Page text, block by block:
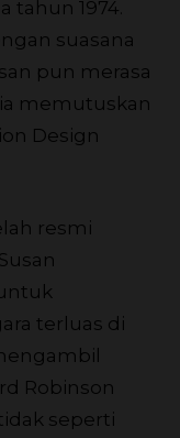
tahun 1974.
suasana
pun merasa
memutuskan
Design
resmi
terluas di
Robinson
seperti